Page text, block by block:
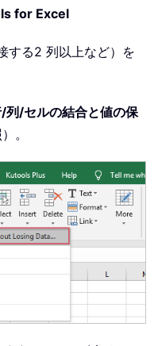
for Excel
する2 列以上など）を
列/セルの結合と値の保
。